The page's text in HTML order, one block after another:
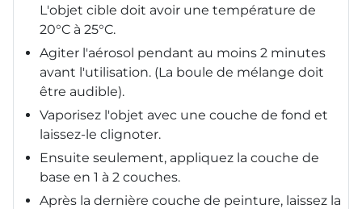
L'objet cible doit avoir une température de
20°C à 25°C.
Agiter l'aérosol pendant au moins 2 minutes
avant l'utilisation. (La boule de mélange doit
être audible).
Vaporisez l'objet avec une couche de fond et
laissez-le clignoter.
Ensuite seulement, appliquez la couche de
base en 1 à 2 couches.
Après la dernière couche de peinture, laissez la